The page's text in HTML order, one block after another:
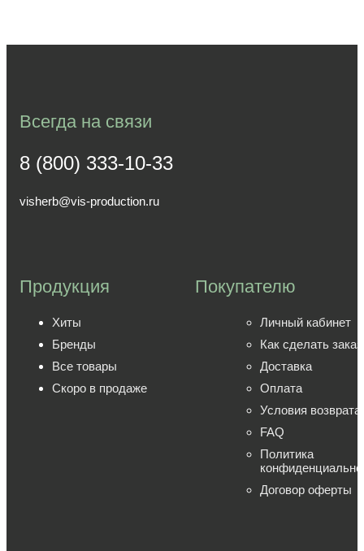
Всегда на связи
8 (800) 333-10-33
visherb@vis-production.ru
Продукция
Хиты
Бренды
Все товары
Скоро в продаже
Покупателю
Личный кабинет
Как сделать заказ
Доставка
Оплата
Условия возврата
FAQ
Политика
Договор оферты